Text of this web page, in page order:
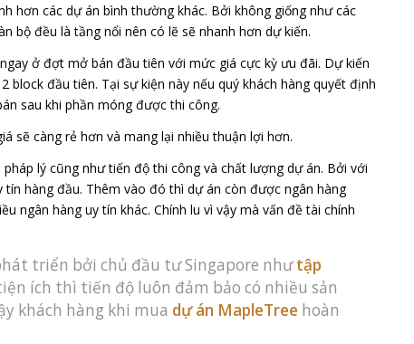
hơn các dự án bình thường khác. Bởi không giống như các
bộ đều là tầng nổi nên có lẽ sẽ nhanh hơn dự kiến.
ở đợt mở bán đầu tiên với mức giá cực kỳ ưu đãi. Dự kiến
đầu tiên. Tại sự kiện này nếu quý khách hàng quyết định
sau khi phần móng được thi công.
sẽ càng rẻ hơn và mang lại nhiều thuận lợi hơn.
lý cũng như tiến độ thi công và chất lượng dự án. Bởi với
hàng đầu. Thêm vào đó thì dự án còn được ngân hàng
ngân hàng uy tín khác. Chính lu vì vậy mà vấn đề tài chính
triển bởi chủ đầu tư Singapore nhưtập
ích thì tiến độ luôn đảm bảo có nhiều sản
khách hàng khi mua dự án MapleTree hoàn